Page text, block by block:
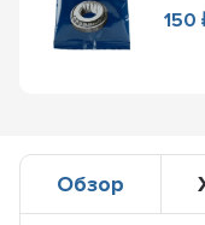
150
Обзор